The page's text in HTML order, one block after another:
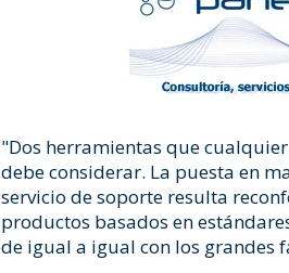
"Dos herramientas que
debe considerar. La puesta en
servicio de soporte resulta
productos basados en
de igual a igual con los grandes